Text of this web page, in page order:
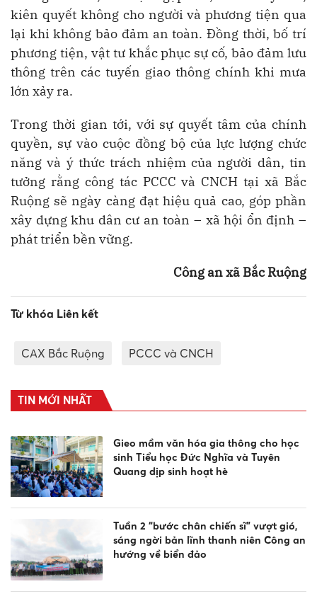
kiên quyết không cho người và phương tiện qua
lại khi không bảo đảm an toàn. Đồng thời, bố trí
phương tiện, vật tư khắc phục sự cố, bảo đảm lưu
thông trên các tuyến giao thông chính khi mưa
lớn xảy ra.
Trong thời gian tới, với sự quyết tâm của chính
quyền, sự vào cuộc đồng bộ của lực lượng chức
năng và ý thức trách nhiệm của người dân, tin
tưởng rằng công tác PCCC và CNCH tại xã Bắc
Ruộng sẽ ngày càng đạt hiệu quả cao, góp phần
xây dựng khu dân cư an toàn – xã hội ổn định –
phát triển bền vững.
Công an xã Bắc Ruộng
Từ khóa Liên kết
CAX Bắc Ruộng PCCC và CNCH
TIN MỚI NHẤT
Gieo mầm văn hóa gia thông cho học
sinh Tiểu học Đức Nghĩa và Tuyên
Quang dịp sinh hoạt hè
Tuần 2 “bước chân chiến sĩ” vượt gió,
sáng ngời bản lĩnh thanh niên Công an
hướng về biển đảo